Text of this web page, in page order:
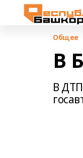
Общее
В
В